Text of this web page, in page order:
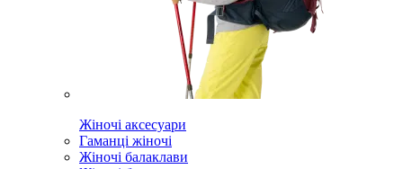
Жіночі аксесуари
Гаманці жіночі
Жіночі балаклави